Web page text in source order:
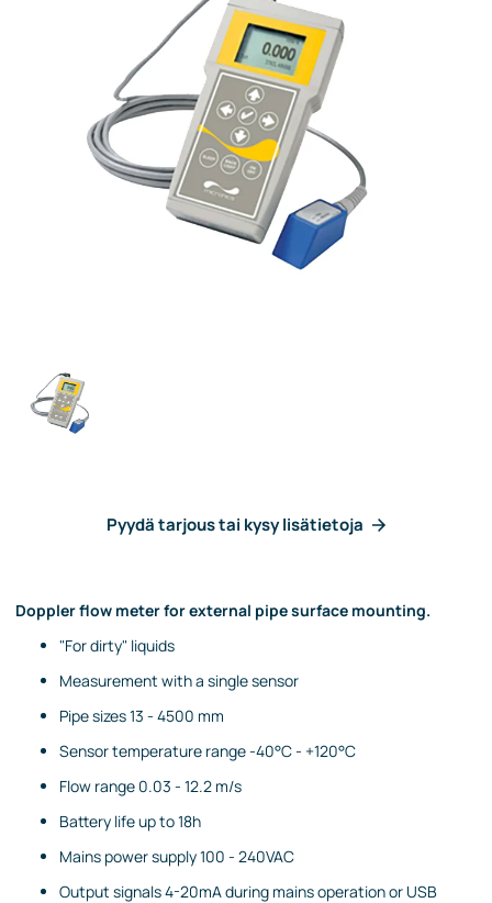
Pyydä tarjous tai kysy lisätietoja
Doppler flow meter for external pipe surface mounting.
"For dirty" liquids
Measurement with a single sensor
Pipe sizes 13 - 4500 mm
Sensor temperature range -40°C - +120°C
Flow range 0.03 - 12.2 m/s
Battery life up to 18h
Mains power supply 100 - 240VAC
Output signals 4-20mA during mains operation or USB